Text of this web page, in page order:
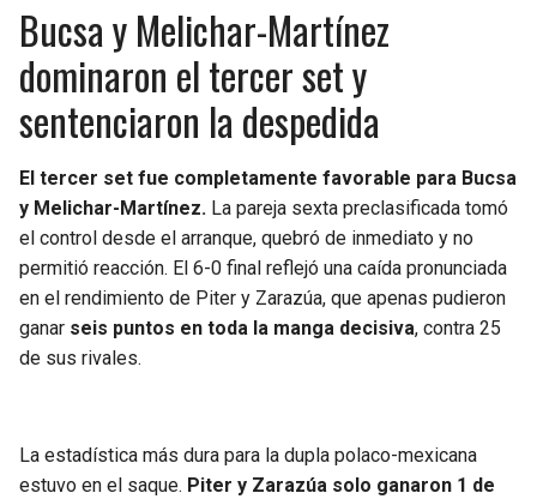
Bucsa y Melichar-Martínez
dominaron el tercer set y
sentenciaron la despedida
El tercer set fue completamente favorable para Bucsa
y Melichar-Martínez. La pareja sexta preclasificada tomó
el control desde el arranque, quebró de inmediato y no
permitió reacción. El 6-0 final reflejó una caída pronunciada
en el rendimiento de Piter y Zarazúa, que apenas pudieron
ganar seis puntos en toda la manga decisiva, contra 25
de sus rivales.
La estadística más dura para la dupla polaco-mexicana
estuvo en el saque. Piter y Zarazúa solo ganaron 1 de